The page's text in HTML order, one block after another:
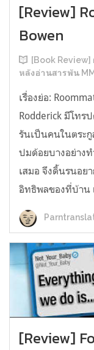
[Review]
Bowen
[Book
หลังอ่านสารพัน
เรื่องย่อ:
Rodderick มีโทร
รันเป็นคนในตระกู
ปมด้อยบางอย่างท
เสมอ จึงดิ้นรนอย
อิทธิพลของที่บ้าน
[Review]